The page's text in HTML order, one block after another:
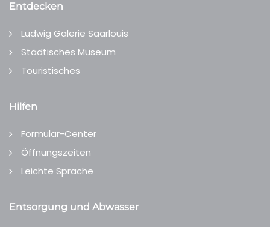
Entdecken
Ludwig Galerie Saarlouis
Städtisches Museum
Touristisches
Hilfen
Formular-Center
Öffnungszeiten
Leichte Sprache
Entsorgung und Abwasser